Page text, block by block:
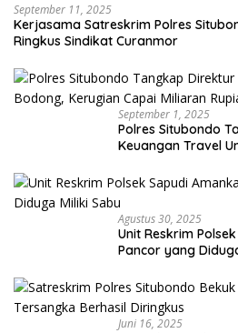
September 11, 2025
Kerjasama Satreskrim Polres
Ringkus Sindikat Curanmor
September 1, 2025
Polres Situbondo
Keuangan Travel
Agustus 30, 2025
Unit Reskrim
Pancor yang
Juni 16, 2025